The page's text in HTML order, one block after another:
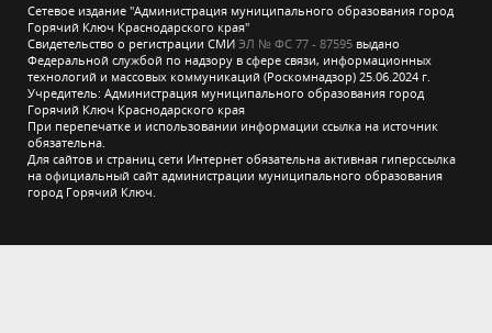
Сетевое издание "Администрация муниципального образования город
Горячий Ключ Краснодарского края"
Свидетельство о регистрации СМИ ЭЛ № ФС 77 - 87595 выдано
Федеральной службой по надзору в сфере связи, информационных
технологий и массовых коммуникаций (Роскомнадзор) 25.06.2024 г.
Учредитель: Администрация муниципального образования город
Горячий Ключ Краснодарского края
При перепечатке и использовании информации ссылка на источник
обязательна.
Для сайтов и страниц сети Интернет обязательна активная гиперссылка
на официальный сайт администрации муниципального образования
город Горячий Ключ.